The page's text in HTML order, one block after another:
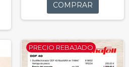
COMPRAR
PRECIO REBAJADO